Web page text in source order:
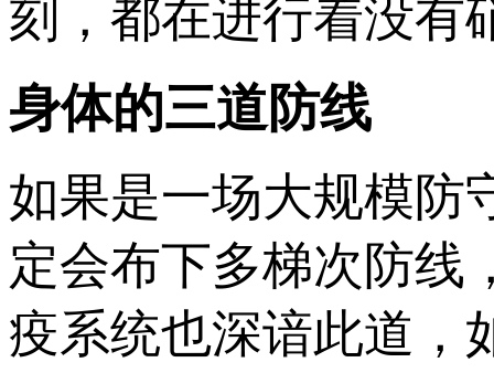
刻，都在进行着没有
身体的三道防线
如果是一场大规模防
定会布下多梯次防
疫系统也深谙此道，